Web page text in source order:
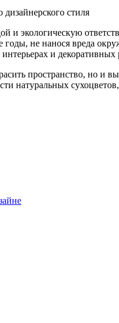
стиля
и экологическую
не нанося вреда
и декоративных
пространство, но и
натуральных